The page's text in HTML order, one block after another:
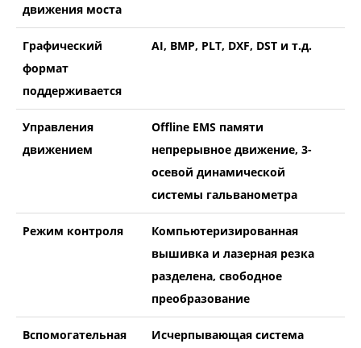
движения моста
Графический
формат
поддерживается
AI, BMP, PLT, DXF, DST и т.д.
Управления
движением
Offline EMS памяти
непрерывное движение, 3-
осевой динамической
системы гальванометра
Режим контроля
Компьютеризированная
вышивка и лазерная резка
разделена, свободное
преобразование
Вспомогательная
Исчерпывающая система